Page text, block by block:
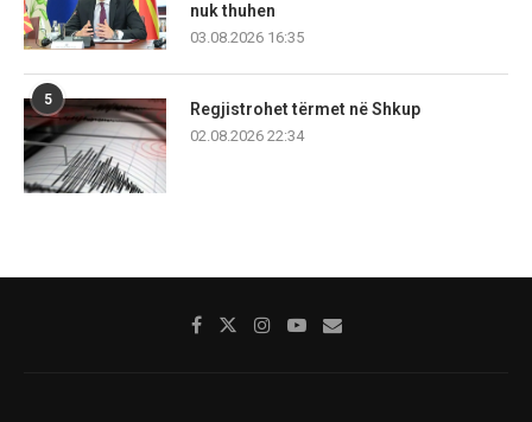
nuk thuhen
03.08.2026 16:35
5
Regjistrohet tërmet në Shkup
02.08.2026 22:34